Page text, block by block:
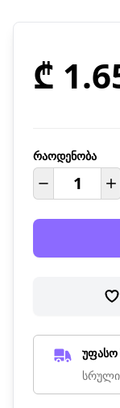
₾
რაოდენობა
უფასო